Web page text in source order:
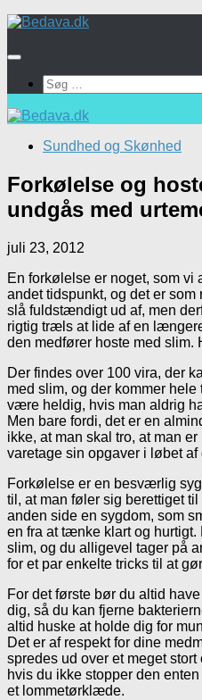
Skip
content
Søg
efter:
Sundhed og Skønhed
Forkølelse og
undgås med
juli 23, 2012
En forkølelse er noget, som vi
andet tidspunkt, og det er
slå fuldstændigt ud af, men
rigtig træls at lide af en
den medfører hoste med slim.
Der findes over 100 vira, der
med slim, og der kommer
være heldig, hvis man aldrig
Men bare fordi, det er en
ikke, at man skal tro, at man
varetage sin opgaver i løbet af
Forkølelse er en besværlig
til, at man føler sig berettiget
anden side en sygdom, som
en fra at tænke klart og hurtigt.
slim, og du alligevel tager på
for et par enkelte tricks til at
For det første bør du altid
dig, så du kan fjerne
altid huske at holde dig for
Det er af respekt for dine
spredes ud over et meget
hvis du ikke stopper den
et lommetørklæde.